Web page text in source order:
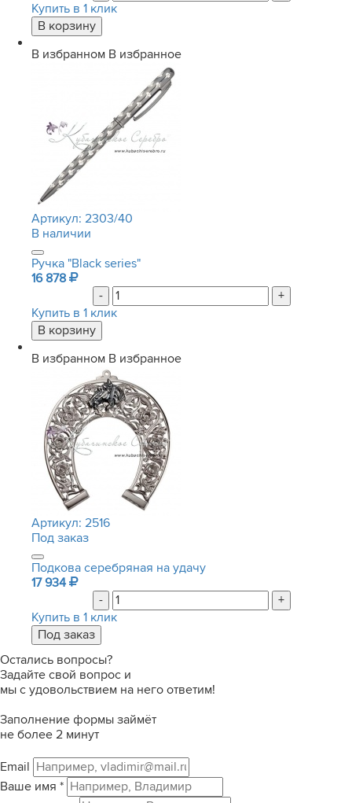
Купить в 1 клик
В избранном В избранное
Артикул: 2303/40
В наличии
Ручка "Black series"
16 878
-
+
Купить в 1 клик
В избранном В избранное
Артикул: 2516
Под заказ
Подкова серебряная на удачу
17 934
-
+
Купить в 1 клик
Остались вопросы?
Задайте свой вопрос и
мы с удовольствием на него ответим!
Заполнение формы займёт
не более 2 минут
Email
Ваше имя *